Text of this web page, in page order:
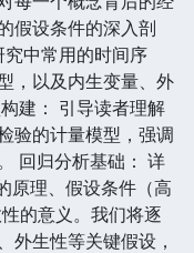
假设条件的深入剖
中常用的时间序
，以及内生变量、外
建： 引导读者理解
验的计量模型，强调
回归分析基础： 详
原理、假设条件（高
的意义。我们将逐
外生性等关键假设，